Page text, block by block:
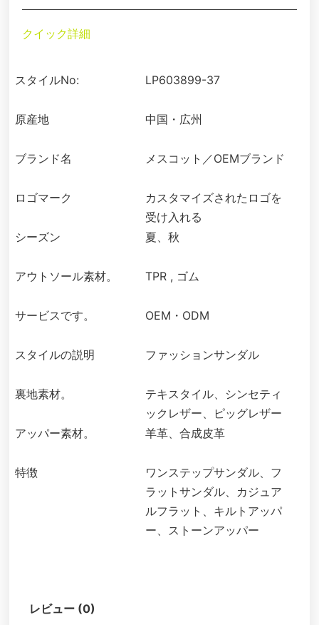
クイック詳細
スタイルNo: LP603899-37
原産地 中国・広州
ブランド名 メスコット／OEMブランド
ロゴマーク
カスタマイズされたロゴを
受け入れる
シーズン
夏、秋
アウトソール素材。 TPR , ゴム
サービスです。 OEM・ODM
スタイルの説明 ファッションサンダル
裏地素材。
テキスタイル、シンセティ
ックレザー、ピッグレザー
アッパー素材。
羊革、合成皮革
特徴
ワンステップサンダル、フ
ラットサンダル、カジュア
ルフラット、キルトアッパ
ー、ストーンアッパー
レビュー (0)